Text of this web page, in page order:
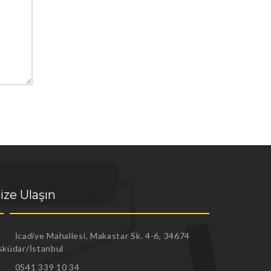
Ulaşın
İcadiye Mahallesi, Makastar Sk. 4-6, 34674
İstanbul
0541 339 10 34